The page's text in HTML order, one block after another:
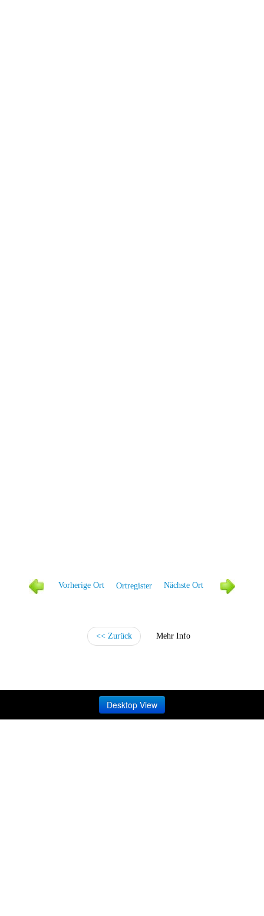
Vorherige Ort Ortregister Nächste Ort
<< Zurück Mehr Info
Desktop View